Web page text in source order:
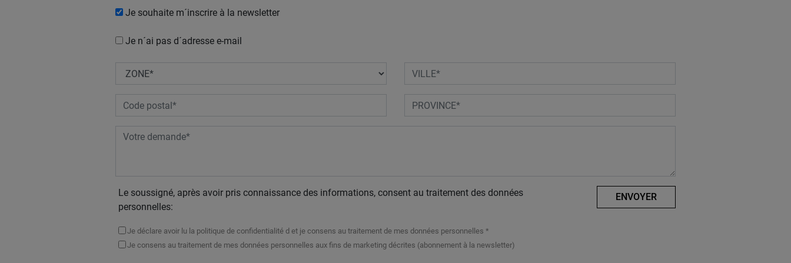
Je souhaite m´inscrire à la newsletter
Je n´ai pas d´adresse e-mail
Le soussigné, après avoir pris connaissance des informations, consent au traitement des données
personnelles:
Je déclare avoir lu la politique de confidentialité d et je consens au traitement de mes données personnelles *
Je consens au traitement de mes données personnelles aux fins de marketing décrites (abonnement à la newsletter)
ENVOYER